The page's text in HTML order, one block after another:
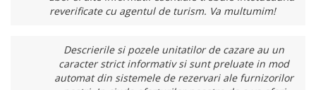
reverificate cu agentul de turism. Va multumim!
Descrierile si pozele unitatilor de cazare au un
caracter strict informativ si sunt preluate in mod
automat din sistemele de rezervari ale furnizorilor